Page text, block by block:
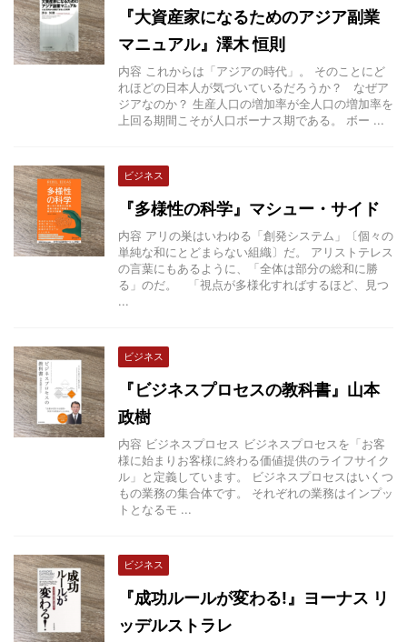
『大資産家になるためのアジア副業
マニュアル』澤木 恒則
内容 これからは「アジアの時代」。 そのことにど
れほどの日本人が気づいているだろうか？ なぜア
ジアなのか？ 生産人口の増加率が全人口の増加率を
上回る期間こそが人口ボーナス期である。 ボー ...
ビジネス
『多様性の科学』マシュー・サイド
内容 アリの巣はいわゆる「創発システム」〔個々の
単純な和にとどまらない組織〕だ。 アリストテレス
の言葉にもあるように、「全体は部分の総和に勝
る」のだ。 「視点が多様化すればするほど、見つ
...
ビジネス
『ビジネスプロセスの教科書』山本
政樹
内容 ビジネスプロセス ビジネスプロセスを「お客
様に始まりお客様に終わる価値提供のライフサイク
ル」と定義しています。 ビジネスプロセスはいくつ
もの業務の集合体です。 それぞれの業務はインプッ
トとなるモ ...
ビジネス
『成功ルールが変わる!』ヨーナス リ
ッデルストラレ